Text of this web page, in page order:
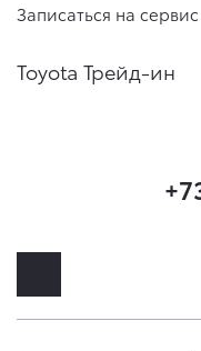
Записаться на сервис
Toyota Трейд-ин